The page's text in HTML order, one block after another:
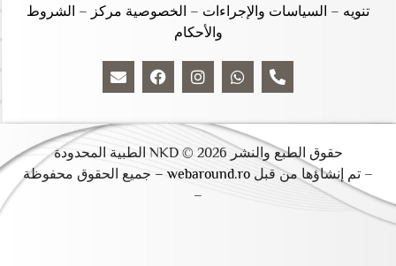
تنويه – السياسات والإجراءات – الخصوصية مركز – الشروط
والأحكام
حقوق الطبع والنشر 2026 © NKD الطبية المحدودة
– تم إنشاؤها من قبل webaround.ro –
جميع الحقوق محفوظة
–